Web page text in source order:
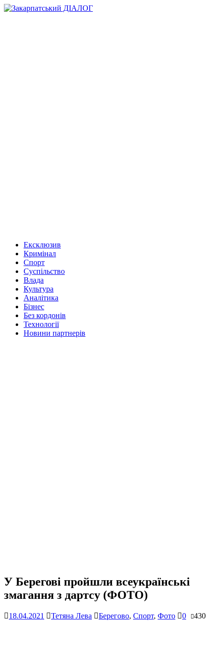
Ексклюзив
Кримінал
Спорт
Суспільство
Влада
Культура
Аналітика
Бізнес
Без кордонів
Технології
Новини партнерів
У Берегові пройшли всеукраїнські
змагання з дартсу (ФОТО)
18.04.2021 Тетяна Лева Берегово, Спорт, Фото 0 430